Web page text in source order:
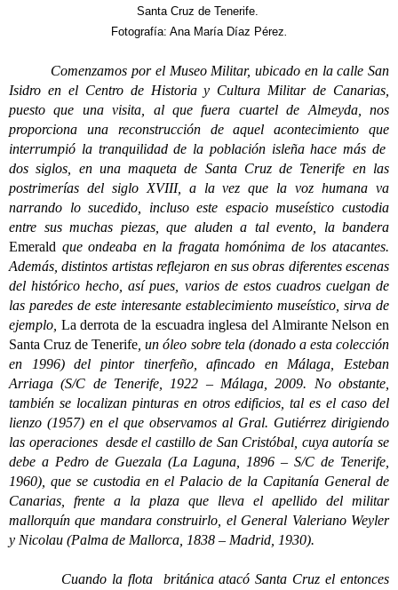
SantaCruz de Tenerife.
Fotografía: Ana María Díaz Pérez.
Comenzamos por el Museo Militar, ubicado en la calle San
Isidro en el Centro de Historia y Cultura Militar de Canarias,
puesto que una visita, al que fuera cuartel de Almeyda, nos
proporciona una reconstrucción de aquel acontecimiento que
interrumpió la tranquilidad de la población isleña hace más de
dos siglos, en una maqueta de Santa Cruz de Tenerife en las
postrimerías del siglo XVIII, a la vez que la voz humana va
narrando lo sucedido, incluso este espacio museístico custodia
entre sus muchas piezas, que aluden a tal evento, la bandera
Emerald que ondeaba en la fragata homónima de los atacantes.
Además, distintos artistas reflejaron en sus obras diferentes escenas
del histórico hecho, así pues, varios de estos cuadros cuelgan de
las paredes de este interesante establecimiento museístico, sirva de
ejemplo, La derrota de la escuadra inglesa del Almirante Nelson en
Santa Cruz de Tenerife , un óleo sobre tela (donado a esta colección
en 1996) del pintor tinerfeño, afincado en Málaga, Esteban
Arriaga (S/C de Tenerife, 1922 – Málaga, 2009. No obstante,
también se localizan pinturas en otros edificios, tal es el caso del
lienzo (1957) en el que observamos al Gral. Gutiérrez dirigiendo
las operaciones desde el castillo de San Cristóbal, cuya autoría se
debe a Pedro de Guezala (La Laguna, 1896 – S/C de Tenerife,
1960), que se custodia en el Palacio de la Capitanía General de
Canarias, frente a la plaza que lleva el apellido del militar
mallorquín que mandara construirlo, el General Valeriano Weyler
y Nicolau (Palma de Mallorca, 1838 – Madrid, 1930).
Cuando la flota británica atacó Santa Cruz el entonces